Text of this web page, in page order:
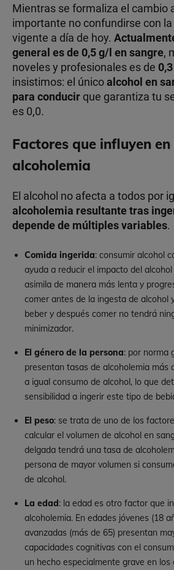
Mientras se formaliza el cambio
importante no confundirse con
vigente a día de hoy.
general es de 0,5 g/l en sangre,
noveles y profesionales es de
insistimos: el únicoalcohol en
para conducir que garantiza tu
es 0,0.
Factores que influyen
alcoholemia
El alcohol no afecta a todos por
alcoholemia resultante tras
depende de múltiples variables.
Comida ingerida: consumir alcohol
ayuda a reducir el impacto del
asimila de manera más lenta y
comer antes de la ingesta de alcohol
beber y después comer no tendrá
minimizador.
El género de la persona: por norma
presentan tasas de alcoholemia más
a igual consumo de alcohol, lo que
sensibilidad a ingerir este tipo de
El peso: se trata de uno de los
calcular el volumen de alcohol en
delgada tendrá una tasa de
persona de mayor volumen si
de alcohol.
La edad: la edad es otro factor que
alcoholemia. En edades jóvenes (18
avanzadas (más de 65) presentan
capacidades cognitivas con el
un hecho especialmente grave en los